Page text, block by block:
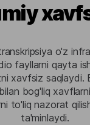
o'z
fayllarni qayta
xavfsiz saqlaydi.
bog'liq
to'liq nazorat
ta'minlaydi.